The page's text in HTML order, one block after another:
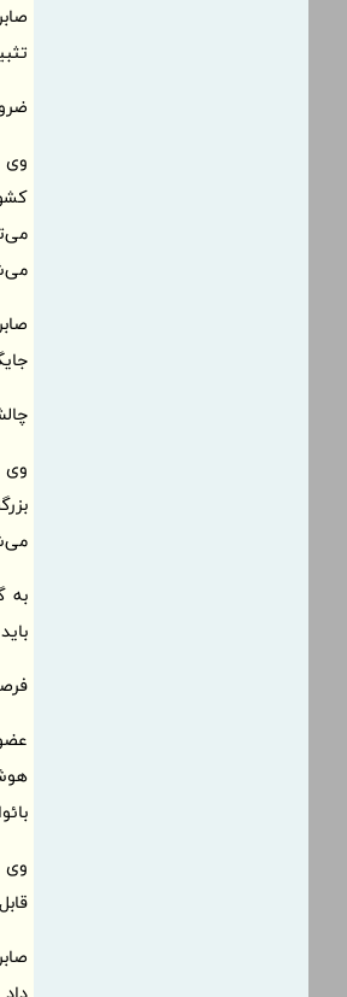
وی
وی
به
وی